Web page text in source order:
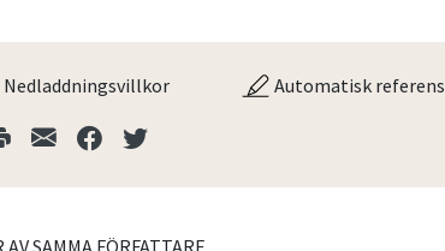
Nedladdningsvillkor Automatisk referens